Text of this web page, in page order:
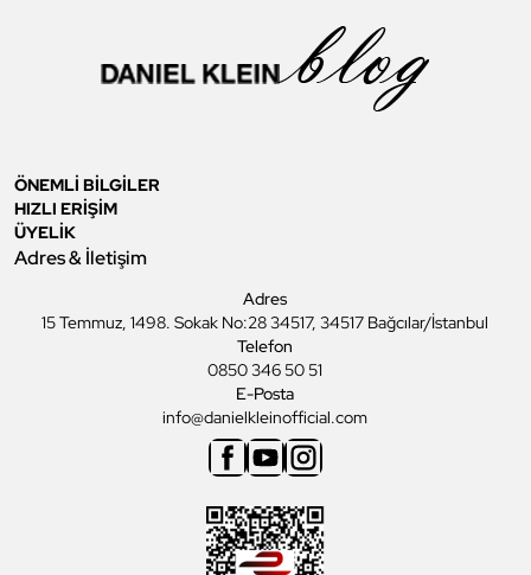
ÖNEMLİ BİLGİLER
HIZLI ERİŞİM
ÜYELİK
Adres & İletişim
Adres
15 Temmuz, 1498. Sokak No:28 34517, 34517 Bağcılar/İstanbul
Telefon
0850 346 50 51
E-Posta
info@danielkleinofficial.com
Facebook
YoutubeInstagram